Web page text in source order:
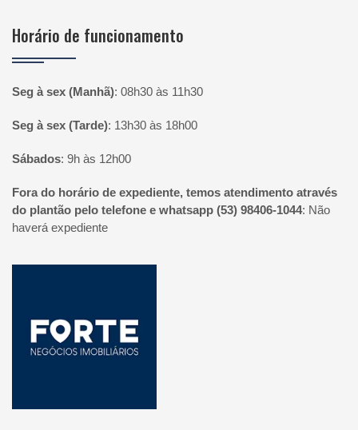
Horário de funcionamento
Seg à sex (Manhã): 08h30 às 11h30
Seg à sex (Tarde): 13h30 às 18h00
Sábados: 9h às 12h00
Fora do horário de expediente, temos atendimento através
do plantão pelo telefone e whatsapp (53) 98406-1044: Não
haverá expediente